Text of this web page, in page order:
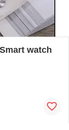
watch